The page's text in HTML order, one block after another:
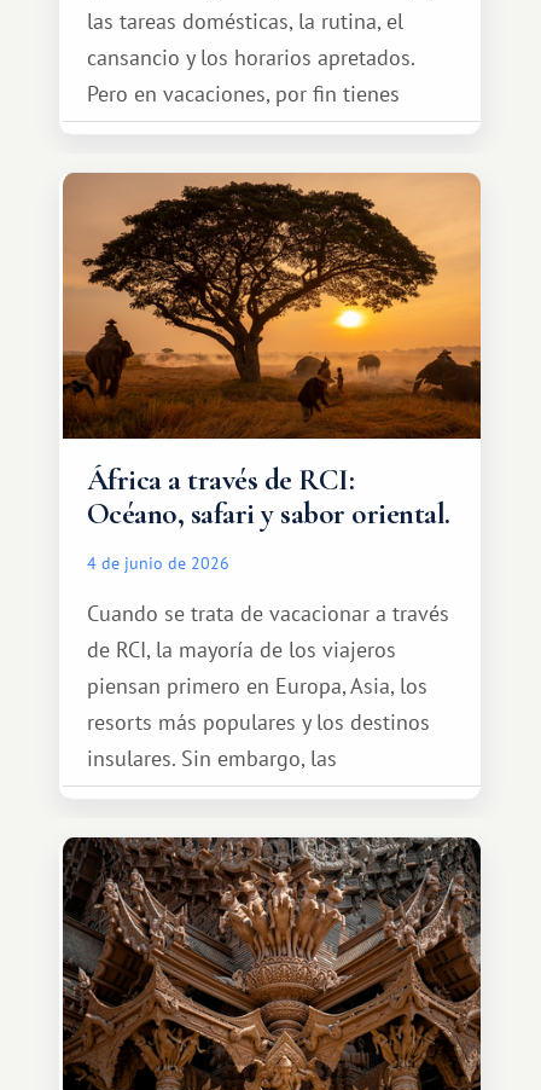
las tareas domésticas, la rutina, el
cansancio y los horarios apretados.
Pero en vacaciones, por fin tienes
espacio para dos y ganas de hacer algo
especial por tu pareja. No tiene por
qué ser algo grandioso, pero sí algo
cálido y memorable.
África a través de RCI:
Océano, safari y sabor oriental.
4 de junio de 2026
Cuando se trata de vacacionar a través
de RCI, la mayoría de los viajeros
piensan primero en Europa, Asia, los
resorts más populares y los destinos
insulares. Sin embargo, las
oportunidades que ofrece el sistema
de intercambio son mucho más
amplias. Entre ellas se encuentra
África, un continente que ofrece una
experiencia de viaje completamente
diferente.